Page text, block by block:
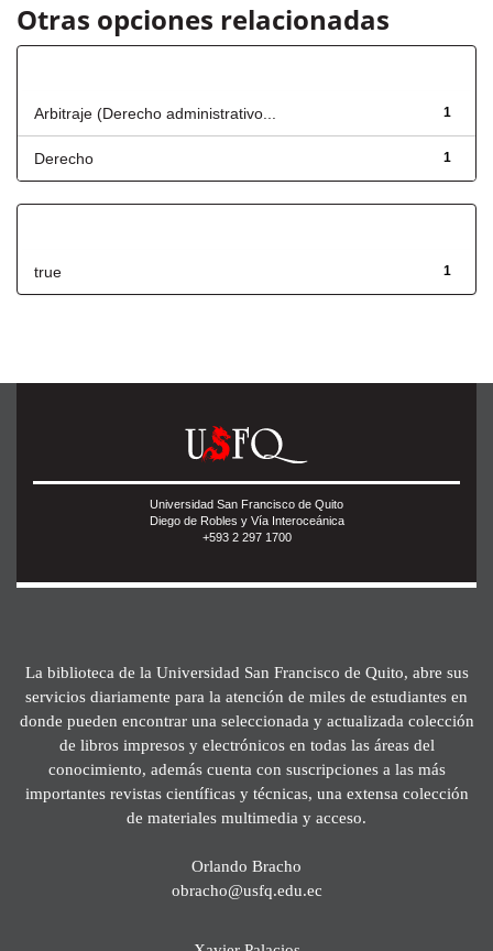
Otras opciones relacionadas
1
Arbitraje (Derecho administrativo...
1
Derecho
1
true
Universidad San Francisco de Quito
Diego de Robles y Vía Interoceánica
+593 2 297 1700
La biblioteca de la Universidad San Francisco de Quito, abre sus
servicios diariamente para la atención de miles de estudiantes en
donde pueden encontrar una seleccionada y actualizada colección
de libros impresos y electrónicos en todas las áreas del
conocimiento, además cuenta con suscripciones a las más
importantes revistas científicas y técnicas, una extensa colección
de materiales multimedia y acceso.
Orlando Bracho
obracho@usfq.edu.ec